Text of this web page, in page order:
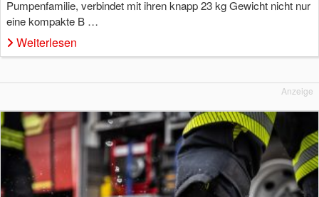
Pumpenfamilie, verbindet mit ihren knapp 23 kg Gewicht nicht nur
eine kompakte B …
Weiterlesen
Anzeige